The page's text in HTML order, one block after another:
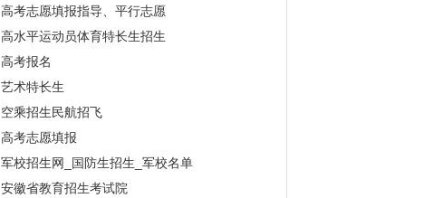
高考志愿填报指导、平行志愿
高水平运动员体育特长生招生
高考报名
艺术特长生
空乘招生民航招飞
高考志愿填报
军校招生网_国防生招生_军校名单
安徽省教育招生考试院